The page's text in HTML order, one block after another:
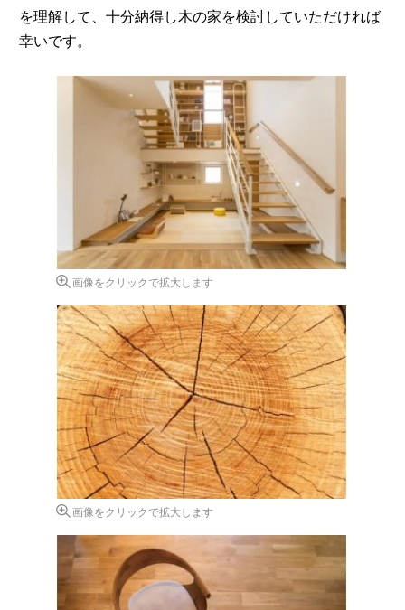
を理解して、十分納得し木の家を検討していただければ
幸いです。
画像をクリックで拡大します
画像をクリックで拡大します